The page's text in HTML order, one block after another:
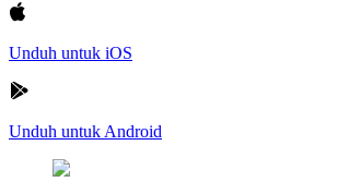
Unduh untuk iOS
Unduh untuk Android